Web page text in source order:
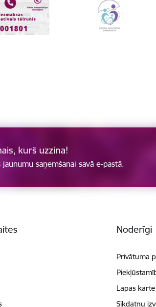
kurš uzzina!
jaunumu saņemšanai savā e-pastā.
Noderīgi
Privātuma
Lapas karte
Sīkdatņu